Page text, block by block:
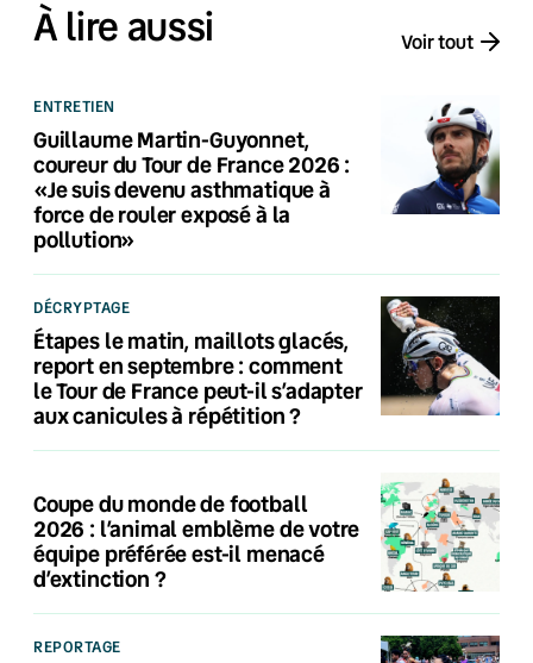
À lire aussi Voir tout
ENTRETIEN
Guillaume Martin-Guyonnet,
coureur du Tour de France 2026 :
«Je suis devenu asthmatique à
force de rouler exposé à la
pollution»
DÉCRYPTAGE
Étapes le matin, maillots glacés,
report en septembre : comment
le Tour de France peut-il s’adapter
aux canicules à répétition ?
Coupe du monde de football
2026 : l’animal emblème de votre
équipe préférée est-il menacé
d’extinction ?
REPORTAGE